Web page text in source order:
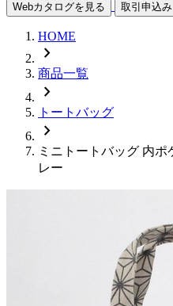
Webカタログを見る 取引申込
HOME
chevron_right
商品一覧
chevron_right
トートバッグ
chevron_right
ミニトートバッグ 内
レー